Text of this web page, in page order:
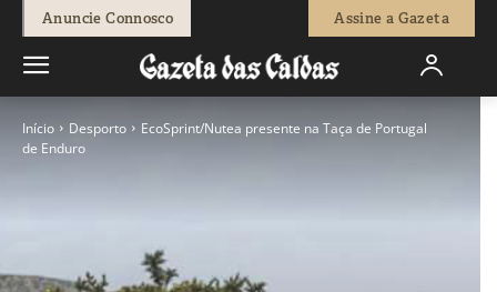
Anuncie Connosco Assine a Gazeta
Início Desporto
EcoSprint/Nutea presente na Taça de Portugal
de Enduro